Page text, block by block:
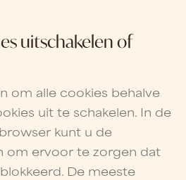
uitschakelen of
om alle cookies behalve
uit te schakelen. In de
kunt u de
om ervoor te zorgen dat
De meeste